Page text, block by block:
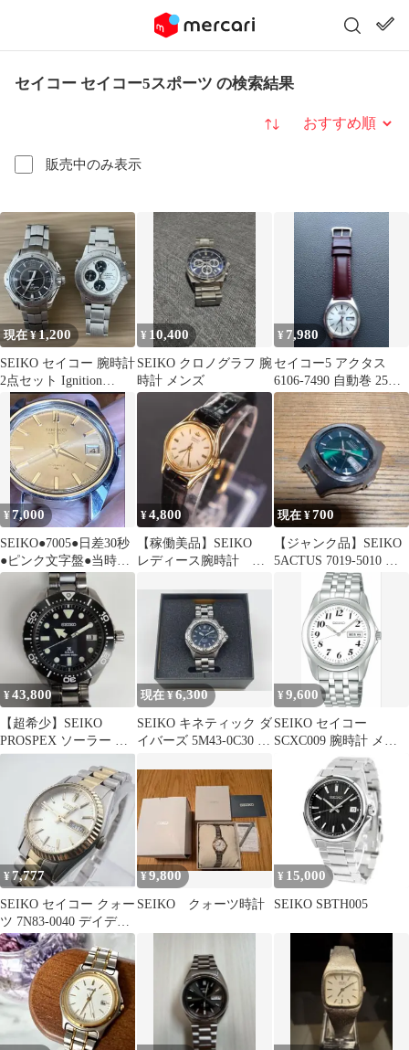
セイコー セイコー5スポーツ の検索結果
販売中のみ表示
並び替え
現在 ¥1,200
SEIKO セイコー 腕時計
2点セット Ignition
ALBA CARIB
¥ 10,400
SEIKO クロノグラフ 腕
時計 メンズ
¥ 7,980
セイコー5 アクタス
6106-7490 自動巻 25石
稼働品
¥7,000
SEIKO●7005●日差30秒
●ピンク文字盤●当時物
プラ風防●自動巻●稼働
¥4,800
【稼働美品】SEIKO
レディース腕時計 新
現在 ¥700
【ジャンク品】SEIKO
5ACTUS 7019-5010 自
動巻き 腕時計
¥43,800
【超希少】SEIKO
PROSPEX ソーラー オ
ールチタン SBDJ013
現在 ¥6,300
SEIKO キネティック ダ
イバーズ 5M43-0C30 メ
¥9,600
SEIKO セイコー
SCXC009 腕時計 メン
ズ 新品、保証付
¥7,777
SEIKO セイコー クォー
ツ 7N83-0040 デイデイ
ト コンビ 腕時計
¥9,800
SEIKO クォーツ時計
¥ 15,000
SEIKO SBTH005